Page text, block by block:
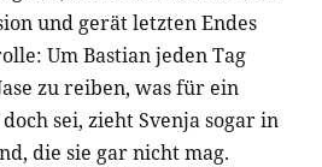
und gerät letzten Endes
Um Bastian jeden Tag
zu reiben, was für ein
sei, zieht Svenja sogar in
die sie gar nicht mag.